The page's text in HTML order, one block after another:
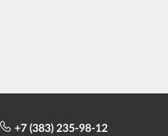
+7 (383) 235-98-12